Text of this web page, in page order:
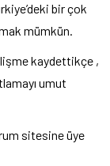
bir çok
mümkün.
kaydettikçe ,
umut
sitesine üye